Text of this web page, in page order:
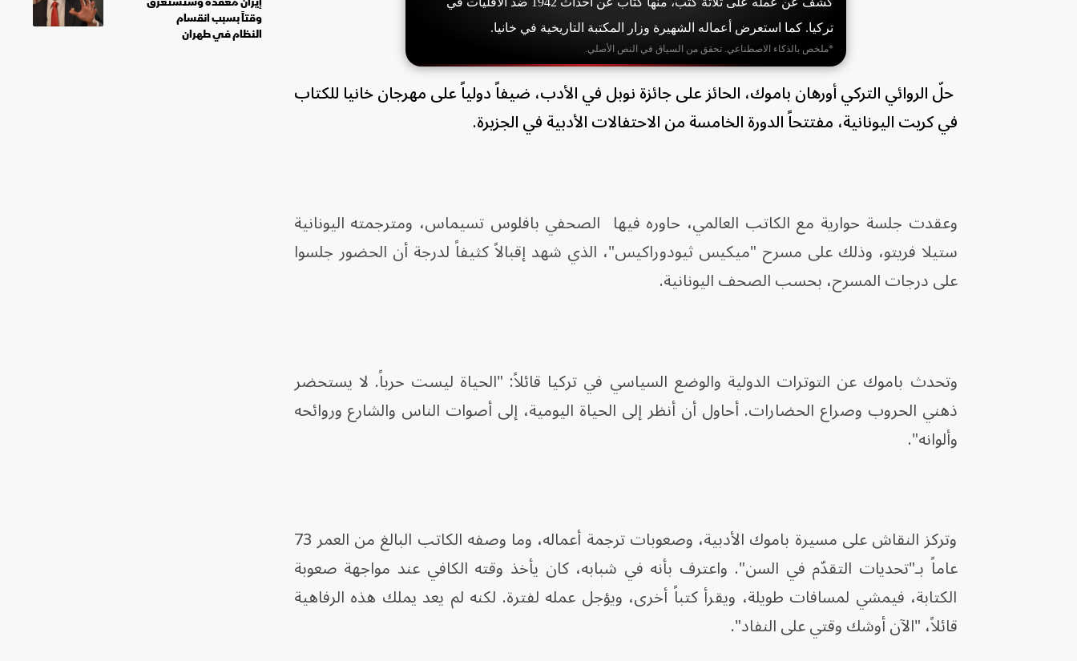
تركيا. كما استعرض أعماله الشهيرة وزار المكتبة التاريخية في خانيا.
*ملخص بالذكاء الاصطناعي. تحقق من السياق في النص الأصلي.
حلّ الروائي التركي أورهان باموك، الحائز على جائزة نوبل في الأدب، ضيفاً دولياً على مهرجان خانيا للكتاب
في كريت اليونانية، مفتتحاً الدورة الخامسة من الاحتفالات الأدبية في الجزيرة.
وعقدت جلسة حوارية مع الكاتب العالمي، حاوره فيها الصحفي بافلوس تسيماس، ومترجمته اليونانية
ستيلا فريتو، وذلك على مسرح "ميكيس ثيودوراكيس"، الذي شهد إقبالاً كثيفاً لدرجة أن الحضور جلسوا
على درجات المسرح، بحسب الصحف اليونانية.
وتحدث باموك عن التوترات الدولية والوضع السياسي في تركيا قائلاً: "الحياة ليست حرباً. لا يستحضر
ذهني الحروب وصراع الحضارات. أحاول أن أنظر إلى الحياة اليومية، إلى أصوات الناس والشارع وروائحه
وألوانه".
وتركز النقاش على مسيرة باموك الأدبية، وصعوبات ترجمة أعماله، وما وصفه الكاتب البالغ من العمر 73
عاماً بـ"تحديات التقدّم في السن". واعترف بأنه في شبابه، كان يأخذ وقته الكافي عند مواجهة صعوبة
الكتابة، فيمشي لمسافات طويلة، ويقرأ كتباً أخرى، ويؤجل عمله لفترة. لكنه لم يعد يملك هذه الرفاهية
قائلاً، "الآن أوشك وقتي على النفاد".
وقتاً بسبب انقسام
النظام في طهران